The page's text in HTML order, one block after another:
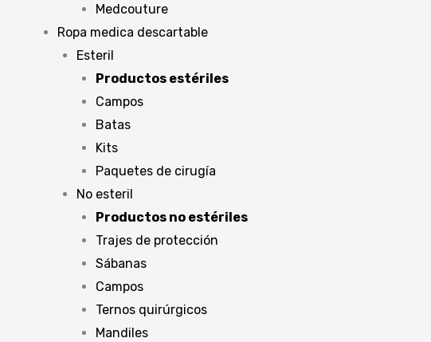
Medcouture
Ropa medica descartable
Esteril
Productos estériles
Campos
Batas
Kits
Paquetes de cirugía
No esteril
Productos no estériles
Trajes de protección
Sábanas
Campos
Ternos quirúrgicos
Mandiles